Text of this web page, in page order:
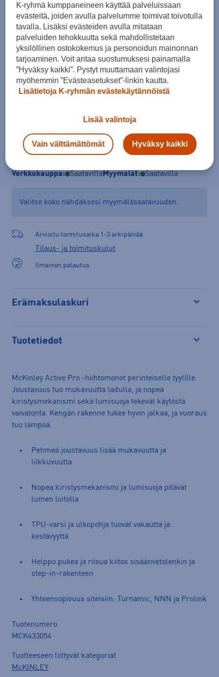
36 37 37,5 38 39 39,5
40,5 41 42 43 43,5 44
45,5 46 47
Hiihtomonon valintaopas
Tarkista saatavuus ja tilaa myymälästä
Verkkokauppa: Saatavilla Myymälät: Saatavilla
Valitse koko nähdäksesi myymäläsaatavuuden.
Arvioitu toimitusaika 1-3 arkipäivää.
Tilaus- ja toimituskulut
Ilmainen palautus
Erämaksulaskuri
Tuotetiedot
McKinley Active Pro -hiihtomonot perinteiselle tyylille.
Joustavuus tuo mukavuutta ladulla, ja nopea
kiristysmekanismi sekä lumisuoja tekevät käytöstä
vaivatonta. Kengän rakenne tukee hyvin jalkaa, ja vuoraus
tuo lämpöä.
Pehmeä joustavuus lisää mukavuutta ja
liikkuvuutta
Nopea kiristysmekanismi ja lumisuoja pitävät
lumen loitolla
TPU-varsi ja ulkopohja tuovat vakautta ja
kestävyyttä
Helppo pukea ja riisua kiitos sisäänvetolenkin ja
step-in-rakenteen
Yhteensopivuus siteisiin: Turnamic, NNN ja Prolink
Tuotenumero
MCK433054
Tuotteeseen liittyvät kategoriat
McKINLEY
K-ryhmä kumppaneineen käyttää palveluissaan
evästeitä, joiden avulla palvelumme toimivat toivotulla
tavalla. Lisäksi evästeiden avulla mitataan
palveluiden tehokkuutta sekä mahdollistetaan
yksilöllinen ostokokemus ja personoidun mainonnan
tarjoaminen. Voit antaa suostumuksesi painamalla
”Hyväksy kaikki”. Pystyt muuttamaan valintojasi
myöhemmin ”Evästeasetukset”-linkin kautta.
Lisätietoja K-ryhmän evästekäytännöistä
Lisää valintoja
Vain välttämättömät Hyväksy kaikki